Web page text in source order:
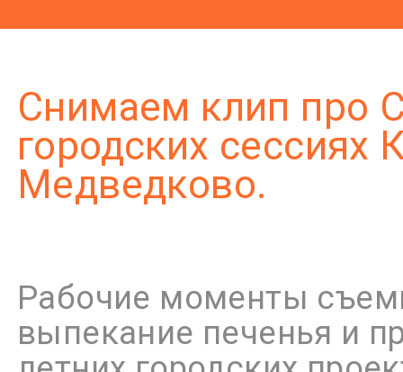
Снимаем клип про
городских сессиях
Медведково.
Рабочие моменты
выпекание печенья и